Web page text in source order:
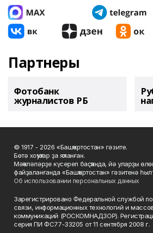
Партнеры
Фотобанк
журналистов РБ
© 1917 - 2026 «Башҡортостан» гәзите.
Бөтә хоҡуҡтар ҙа яҡланған.
Мәҡәләләрҙе күсереп баҫҡанда, йә уларҙы
файҙаланғанда «Башҡортостан» гәзитенә
Об использовании персональных данных
Зарегистрировано Федеральной службой
связи, информационных технологий и
коммуникаций (РОСКОМНАДЗОР).
серия ПИ ФС77-33205 от 11 сентября 2008 г.